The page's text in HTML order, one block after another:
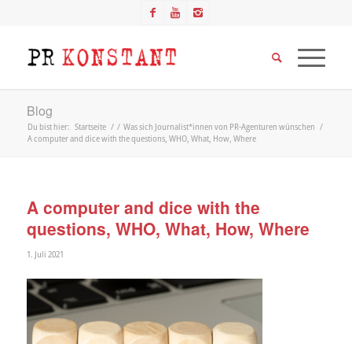
Blog
Du bist hier: Startseite / / Was sich Journalist*innen von PR-Agenturen wünschen /
A computer and dice with the questions, WHO, What, How, Where
A computer and dice with the
questions, WHO, What, How, Where
1. Juli 2021